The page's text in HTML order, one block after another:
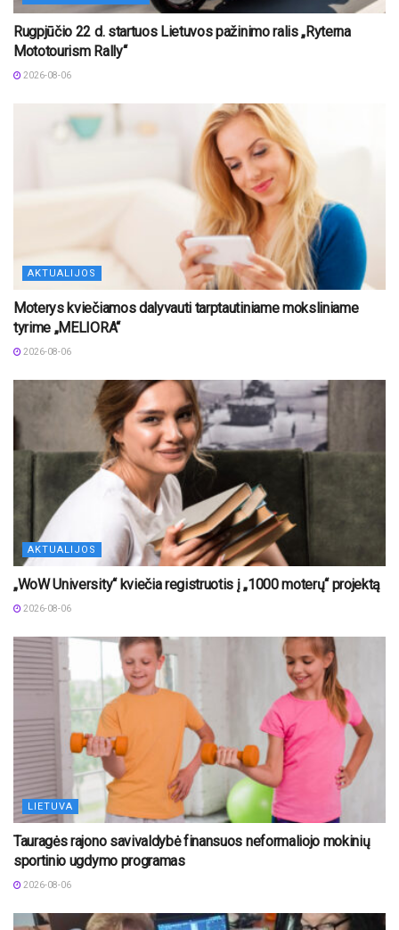
Rugpjūčio 22 d. startuos Lietuvos pažinimo ralis „Ryterna
Mototourism Rally“
2026-08-06
AKTUALIJOS
Moterys kviečiamos dalyvauti tarptautiniame moksliniame
tyrime „MELIORA“
2026-08-06
AKTUALIJOS
„WoW University“ kviečia registruotis į „1000 moterų“ projektą
2026-08-06
LIETUVA
Tauragės rajono savivaldybė finansuos neformaliojo mokinių
sportinio ugdymo programas
2026-08-06